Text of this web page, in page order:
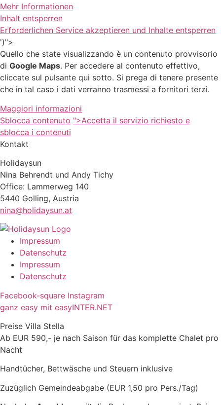
Mehr Informationen
Inhalt entsperren
Erforderlichen Service akzeptieren und Inhalte entsperren
')">
Quello che state visualizzando è un contenuto provvisorio
di Google Maps. Per accedere al contenuto effettivo,
cliccate sul pulsante qui sotto. Si prega di tenere presente
che in tal caso i dati verranno trasmessi a fornitori terzi.
Maggiori informazioni
Sblocca contenuto ">Accetta il servizio richiesto e
sblocca i contenuti
Kontakt
Holidaysun
Nina Behrendt und Andy Tichy
Office: Lammerweg 140
5440 Golling, Austria
nina@holidaysun.at
Impressum
Datenschutz
Impressum
Datenschutz
Facebook-square Instagram
ganz easy mit easyINTER.NET
Preise Villa Stella
Ab EUR 590,- je nach Saison für das komplette Chalet pro
Nacht
Handtücher, Bettwäsche und Steuern inklusive
Zuzüglich Gemeindeabgabe (EUR 1,50 pro Pers./Tag)